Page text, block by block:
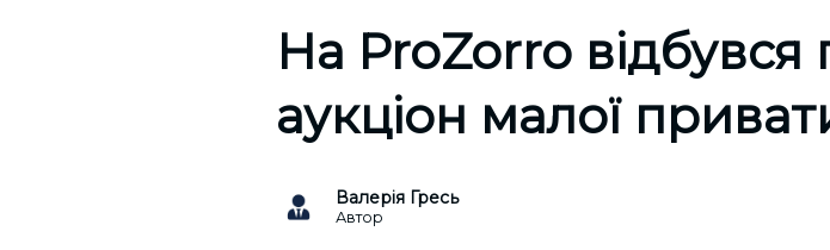
На ProZorro
аукціон малої
Валерія Гресь
Автор